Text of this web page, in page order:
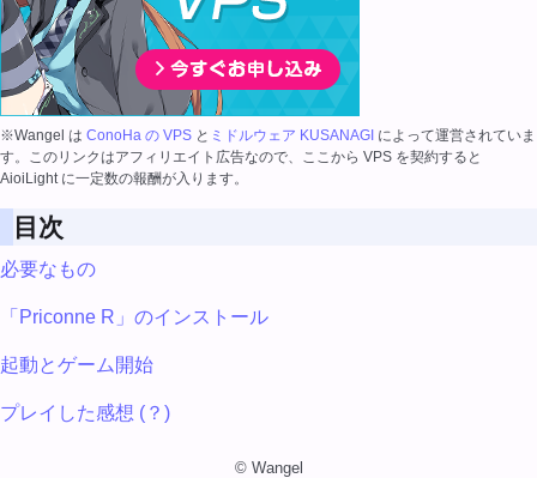
※Wangel は ConoHa の VPS と ミドルウェア KUSANAGI によって運営されていま
す。このリンクはアフィリエイト広告なので、ここから VPS を契約すると
AioiLight に一定数の報酬が入ります。
目次
必要なもの
「Priconne R」のインストール
起動とゲーム開始
プレイした感想 (？)
© Wangel